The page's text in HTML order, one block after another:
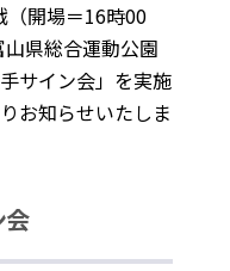
（開場＝16時00
県総合運動公園
サイン会」を実施
お知らせいたしま
会